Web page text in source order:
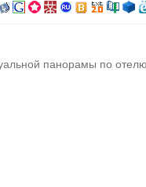
панорамы по отелю